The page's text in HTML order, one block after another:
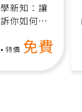
新知：讓
你如何逆
影音課）
免費